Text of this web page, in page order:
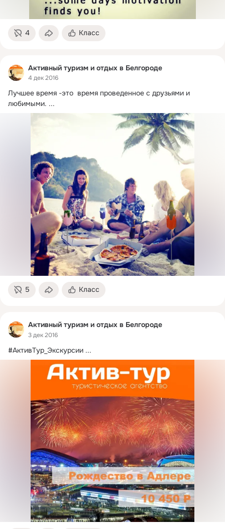
4 Класс
Активный туризм и отдых в Белгороде
4 дек 2016
Лучшее время -это  время проведенное с друзьями и
любимыми. ...
5 Класс
Активный туризм и отдых в Белгороде
3 дек 2016
#АктивТур_Экскурсии ...